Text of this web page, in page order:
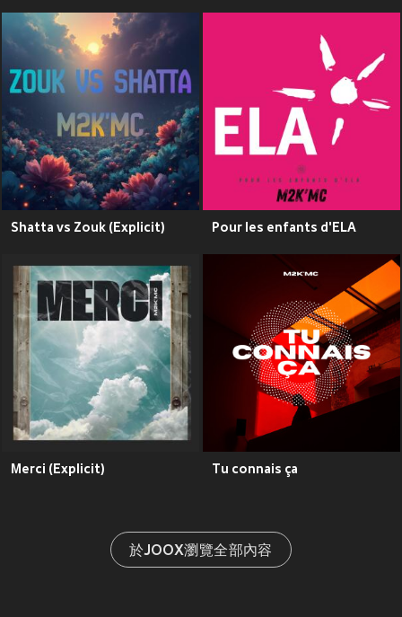
Shatta vs Zouk (Explicit) Pour les enfants d'ELA
Merci (Explicit) Tu connais ça
於JOOX瀏覽全部內容